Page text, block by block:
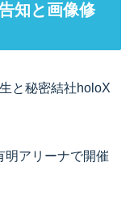
知と画像修
と秘密結社holoX
明アリーナで開催